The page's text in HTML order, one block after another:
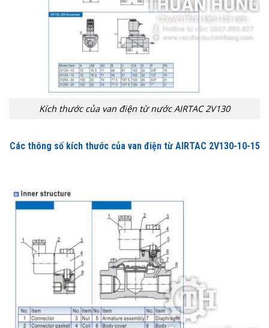
Kích thước của van điện từ nước AIRTAC 2V130
Các thông số kích thước của van điện từ AIRTAC 2V130-10-15